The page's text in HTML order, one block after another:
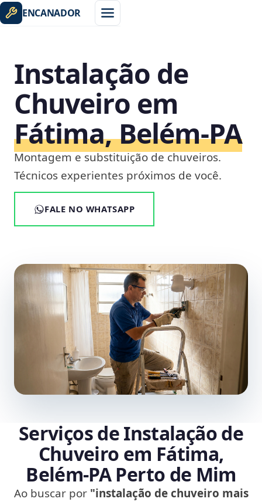
ENCANADOR
Instalação de
Chuveiro em
Fátima, Belém‑PA
Montagem e substituição de chuveiros.
Técnicos experientes próximos de você.
FALE NO WHATSAPP
Serviços de Instalação de
Chuveiro em Fátima,
Belém‑PA Perto de Mim
Ao buscar por "instalação de chuveiro mais